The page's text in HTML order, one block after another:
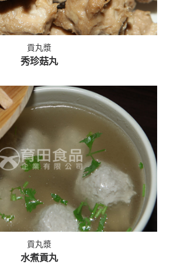
貢丸漿
秀珍菇丸
貢丸漿
水煮貢丸